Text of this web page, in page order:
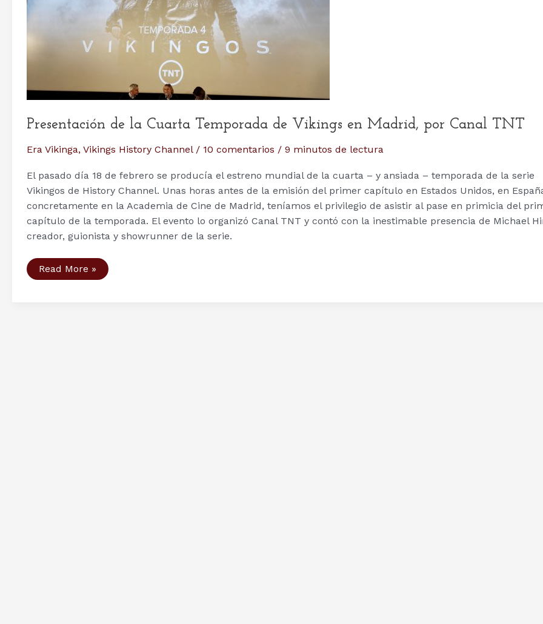
Presentación de la Cuarta Temporada de Vikings en Madrid, por Canal TNT
Era Vikinga, Vikings History Channel/ 10 comentarios / 9 minutos de lectura
El pasado día 18 de febrero se producía el estreno mundial de la cuarta – y ansiada – temporada de la serie
Vikingos de History Channel. Unas horas antes de la emisión del primer capítulo en Estados Unidos, en
concretamente en la Academia de Cine de Madrid, teníamos el privilegio de asistir al pase en primicia del
capítulo de la temporada. El evento lo organizó Canal TNT y contó con la inestimable presencia de Michael
creador, guionista y showrunner de la serie.
Presentación
de
Read More »